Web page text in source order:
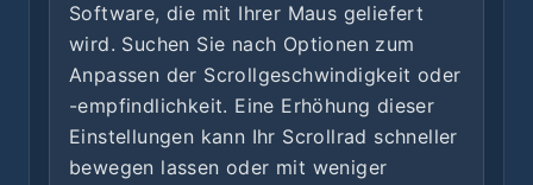
Software, die mit Ihrer Maus geliefert
wird. Suchen Sie nach Optionen zum
Anpassen der Scrollgeschwindigkeit oder
-empfindlichkeit. Eine Erhöhung dieser
Einstellungen kann Ihr Scrollrad schneller
bewegen lassen oder mit weniger